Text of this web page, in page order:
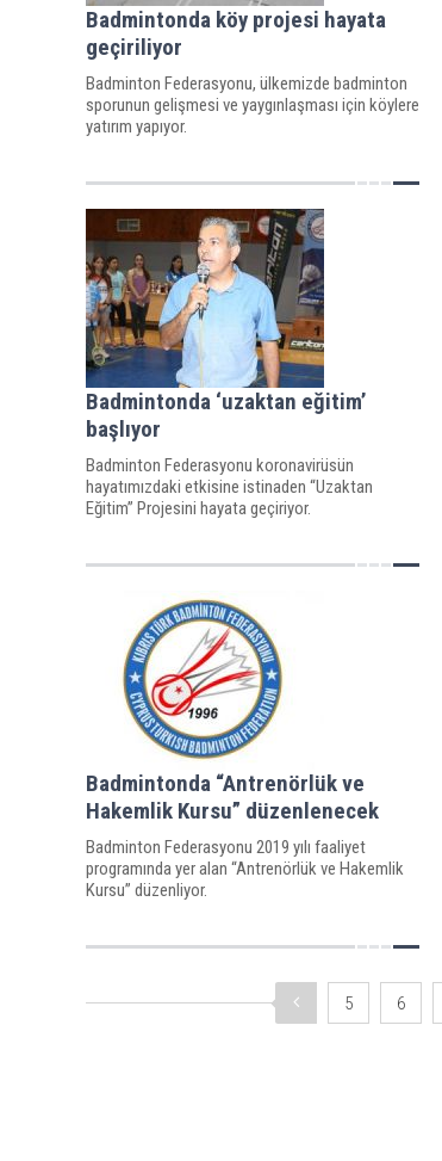
Badmintonda köy projesi hayata
geçiriliyor
Badminton Federasyonu, ülkemizde badminton
sporunun gelişmesi ve yaygınlaşması için köylere
yatırım yapıyor.
Badmintonda ‘uzaktan eğitim’
başlıyor
Badminton Federasyonu koronavirüsün
hayatımızdaki etkisine istinaden “Uzaktan
Eğitim” Projesini hayata geçiriyor.
Badmintonda “Antrenörlük ve
Hakemlik Kursu” düzenlenecek
Badminton Federasyonu 2019 yılı faaliyet
programında yer alan “Antrenörlük ve Hakemlik
Kursu” düzenliyor.
5 6